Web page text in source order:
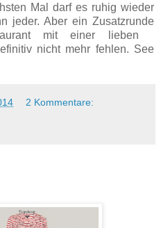
Mal darf es ruhig wieder
jeder. Aber ein Zusatzrunde
mit einer lieben
nicht mehr fehlen. See
2 Kommentare: